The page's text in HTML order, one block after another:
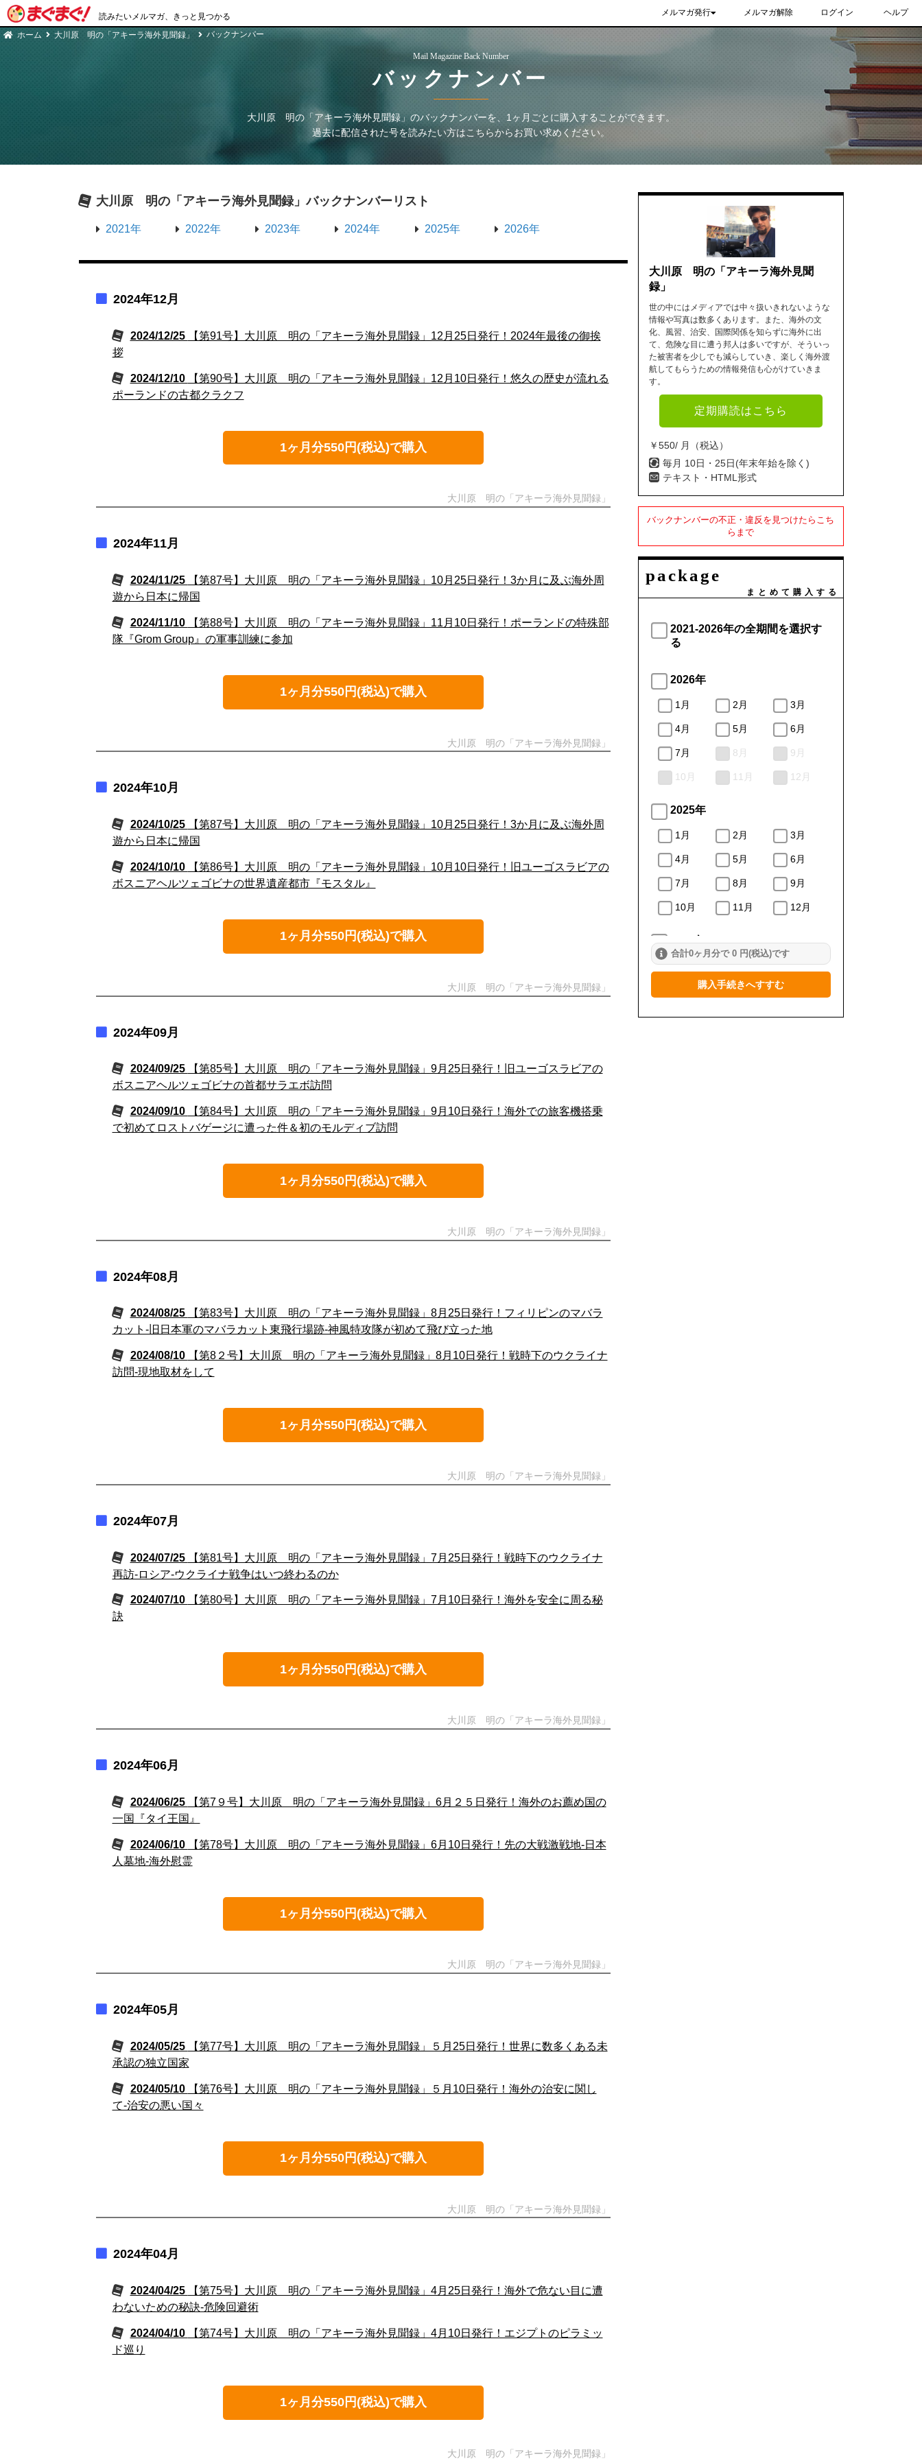
読みたいメルマガ、きっと見つかる メルマガ発行 メルマガ解除 ログイン ヘルプ
ホーム 大川原 明の「アキーラ海外見聞録」 バックナンバー
Mail Magazine Back Number
バックナンバー
大川原 明の「アキーラ海外見聞録」 のバックナンバーを、1ヶ月ごとに購入することができます。
過去に配信された号を読みたい方はこちらからお買い求めください。
大川原 明の「アキーラ海外見聞録」バックナンバーリスト
2021年 2022年 2023年 2024年 2025年 2026年
2024年12月
2024/12/25
【第91号】大川原 明の「アキーラ海外見聞録」12月25日発行！2024年最後の御挨
拶
2024/12/10
【第90号】大川原 明の「アキーラ海外見聞録」12月10日発行！悠久の歴史が流れる
ポーランドの古都クラクフ
1ヶ月分550円(税込)で購入
大川原 明の「アキーラ海外見聞録」
2024年11月
2024/11/25
【第87号】大川原 明の「アキーラ海外見聞録」10月25日発行！3か月に及ぶ海外周
遊から日本に帰国
2024/11/10
【第88号】大川原 明の「アキーラ海外見聞録」11月10日発行！ポーランドの特殊部
隊『Grom Group』の軍事訓練に参加
1ヶ月分550円(税込)で購入
大川原 明の「アキーラ海外見聞録」
2024年10月
2024/10/25
【第87号】大川原 明の「アキーラ海外見聞録」10月25日発行！3か月に及ぶ海外周
遊から日本に帰国
2024/10/10
【第86号】大川原 明の「アキーラ海外見聞録」10月10日発行！旧ユーゴスラビアの
ボスニアヘルツェゴビナの世界遺産都市『モスタル』
1ヶ月分550円(税込)で購入
大川原 明の「アキーラ海外見聞録」
2024年09月
2024/09/25
【第85号】大川原 明の「アキーラ海外見聞録」9月25日発行！旧ユーゴスラビアの
ボスニアヘルツェゴビナの首都サラエボ訪問
2024/09/10
【第84号】大川原 明の「アキーラ海外見聞録」9月10日発行！海外での旅客機搭乗
で初めてロストバゲージに遭った件＆初のモルディブ訪問
1ヶ月分550円(税込)で購入
大川原 明の「アキーラ海外見聞録」
2024年08月
2024/08/25
【第83号】大川原 明の「アキーラ海外見聞録」8月25日発行！フィリピンのマバラ
カット‐旧日本軍のマバラカット東飛行場跡‐神風特攻隊が初めて飛び立った地
2024/08/10
【第8２号】大川原 明の「アキーラ海外見聞録」8月10日発行！戦時下のウクライナ
訪問‐現地取材をして
1ヶ月分550円(税込)で購入
大川原 明の「アキーラ海外見聞録」
2024年07月
2024/07/25
【第81号】大川原 明の「アキーラ海外見聞録」7月25日発行！戦時下のウクライナ
再訪-ロシア‐ウクライナ戦争はいつ終わるのか
2024/07/10
【第80号】大川原 明の「アキーラ海外見聞録」7月10日発行！海外を安全に周る秘
訣
1ヶ月分550円(税込)で購入
大川原 明の「アキーラ海外見聞録」
2024年06月
2024/06/25
【第7９号】大川原 明の「アキーラ海外見聞録」6月２５日発行！海外のお薦め国の
一国『タイ王国』
2024/06/10
【第78号】大川原 明の「アキーラ海外見聞録」6月10日発行！先の大戦激戦地-日本
人墓地‐海外慰霊
1ヶ月分550円(税込)で購入
大川原 明の「アキーラ海外見聞録」
2024年05月
2024/05/25
【第77号】大川原 明の「アキーラ海外見聞録」５月25日発行！世界に数多くある未
承認の独立国家
2024/05/10
【第76号】大川原 明の「アキーラ海外見聞録」５月10日発行！海外の治安に関し
て‐治安の悪い国々
1ヶ月分550円(税込)で購入
大川原 明の「アキーラ海外見聞録」
2024年04月
2024/04/25
【第75号】大川原 明の「アキーラ海外見聞録」4月25日発行！海外で危ない目に遭
わないための秘訣-危険回避術
2024/04/10
【第74号】大川原 明の「アキーラ海外見聞録」4月10日発行！エジプトのピラミッ
ド巡り
1ヶ月分550円(税込)で購入
大川原 明の「アキーラ海外見聞録」
大川原 明の「アキーラ海外見聞
録」
世の中にはメディアでは中々扱いきれないような
情報や写真は数多くあります。また、海外の文
化、風習、治安、国際関係を知らずに海外に出
て、危険な目に遭う邦人は多いですが、そういっ
た被害者を少しでも減らしていき、楽しく海外渡
航してもらうための情報発信も心がけていきま
す。
定期購読はこちら
￥550/ 月（税込）
毎月 10日・25日(年末年始を除く)
テキスト・HTML形式
バックナンバーの不正・違反を見つけたらこち
らまで
package
まとめて購入する
2021-2026年の全期間を選択す
る
2026年
1月 2月 3月
4月 5月 6月
7月 8月 9月
10月 11月 12月
2025年
1月 2月 3月
4月 5月 6月
7月 8月 9月
10月 11月 12月
2024年
1月 2月 3月
5月
合計0ヶ月分で 0 円(税込)です
購入手続きへすすむ